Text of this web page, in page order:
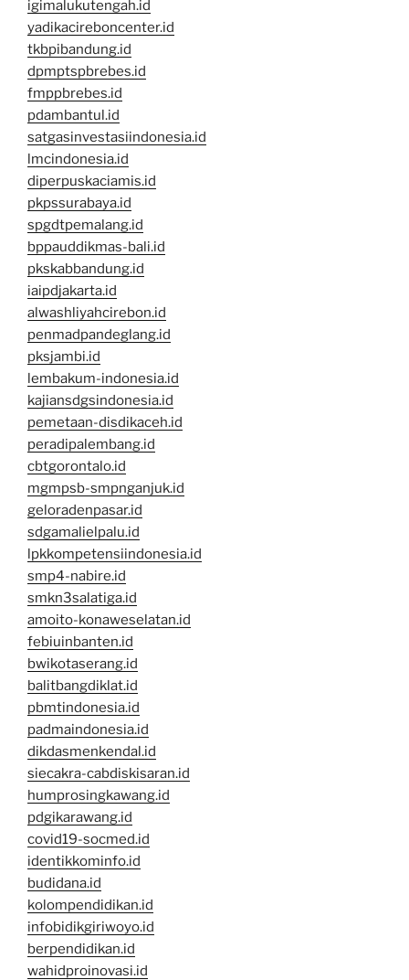
igimalukutengah.id
yadikacireboncenter.id
tkbpibandung.id
dpmptspbrebes.id
fmppbrebes.id
pdambantul.id
satgasinvestasiindonesia.id
lmcindonesia.id
diperpuskaciamis.id
pkpssurabaya.id
spgdtpemalang.id
bppauddikmas-bali.id
pkskabbandung.id
iaipdjakarta.id
alwashliyahcirebon.id
penmadpandeglang.id
pksjambi.id
lembakum-indonesia.id
kajiansdgsindonesia.id
pemetaan-disdikaceh.id
peradipalembang.id
cbtgorontalo.id
mgmpsb-smpnganjuk.id
geloradenpasar.id
sdgamalielpalu.id
lpkkompetensiindonesia.id
smp4-nabire.id
smkn3salatiga.id
amoito-konaweselatan.id
febiuinbanten.id
bwikotaserang.id
balitbangdiklat.id
pbmtindonesia.id
padmaindonesia.id
dikdasmenkendal.id
siecakra-cabdiskisaran.id
humprosingkawang.id
pdgikarawang.id
covid19-socmed.id
identikkominfo.id
budidana.id
kolompendidikan.id
infobidikgiriwoyo.id
berpendidikan.id
wahidproinovasi.id